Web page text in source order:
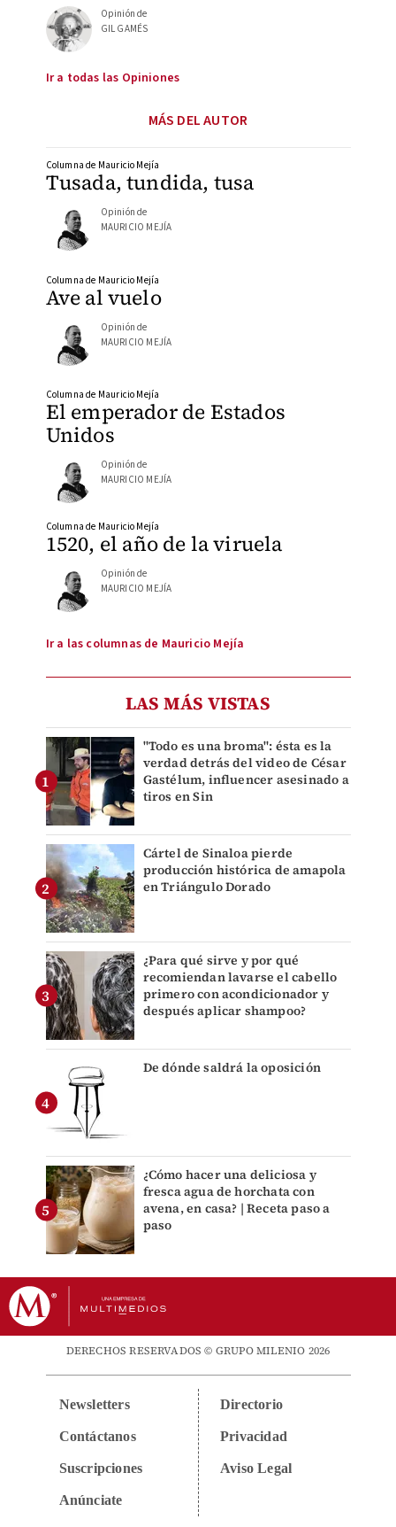
Opinión de
GIL GAMÉS
Ir a todas las Opiniones
MÁS DEL AUTOR
Tusada, tundida, tusa
Columna de Mauricio Mejía
Opinión de
MAURICIO MEJÍA
Ave al vuelo
Columna de Mauricio Mejía
Opinión de
MAURICIO MEJÍA
El emperador de Estados
Unidos
Columna de Mauricio Mejía
Opinión de
MAURICIO MEJÍA
1520, el año de la viruela
Columna de Mauricio Mejía
Opinión de
MAURICIO MEJÍA
Ir a las columnas de Mauricio Mejía
LAS MÁS VISTAS
"Todo es una broma": ésta es la
verdad detrás del video de César
Gastélum, influencer asesinado a
tiros en Sin
Cártel de Sinaloa pierde
producción histórica de amapola
en Triángulo Dorado
¿Para qué sirve y por qué
recomiendan lavarse el cabello
primero con acondicionador y
después aplicar shampoo?
De dónde saldrá la oposición
¿Cómo hacer una deliciosa y
fresca agua de horchata con
avena, en casa? | Receta paso a
paso
DERECHOS RESERVADOS © GRUPO MILENIO 2026
Newsletters
Contáctanos
Suscripciones
Anúnciate
Directorio
Privacidad
Aviso Legal